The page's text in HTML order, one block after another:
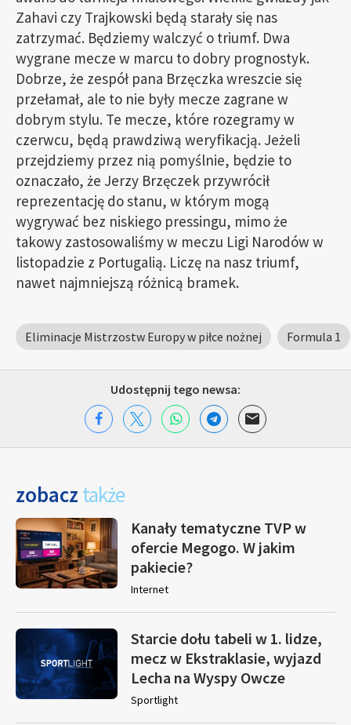
Zahavi czy Trajkowski będą starały się nas
zatrzymać. Będziemy walczyć o triumf. Dwa
wygrane mecze w marcu to dobry prognostyk.
Dobrze, że zespół pana Brzęczka wreszcie się
przełamał, ale to nie były mecze zagrane w
dobrym stylu. Te mecze, które rozegramy w
czerwcu, będą prawdziwą weryfikacją. Jeżeli
przejdziemy przez nią pomyślnie, będzie to
oznaczało, że Jerzy Brzęczek przywrócił
reprezentację do stanu, w którym mogą
wygrywać bez niskiego pressingu, mimo że
takowy zastosowaliśmy w meczu Ligi Narodów w
listopadzie z Portugalią. Liczę na nasz triumf,
nawet najmniejszą różnicą bramek.
Eliminacje Mistrzostw Europy w piłce nożnej Formula 1
Udostępnij tego newsa:
zobacz także
Kanały tematyczne TVP w
ofercie Megogo. W jakim
pakiecie?
Internet
Starcie dołu tabeli w 1. lidze,
mecz w Ekstraklasie, wyjazd
Lecha na Wyspy Owcze
Sportlight